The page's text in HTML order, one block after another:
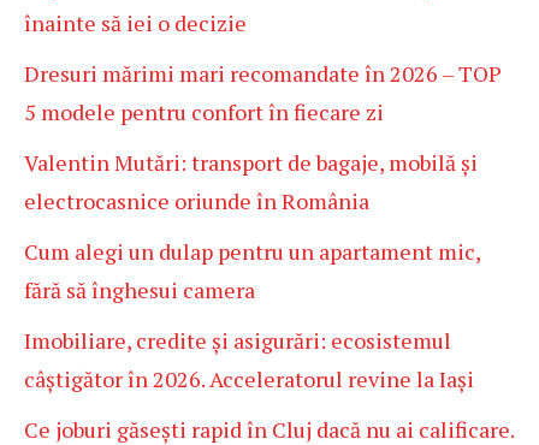
înainte să iei o decizie
Dresuri mărimi mari recomandate în 2026 – TOP
5 modele pentru confort în fiecare zi
Valentin Mutări: transport de bagaje, mobilă și
electrocasnice oriunde în România
Cum alegi un dulap pentru un apartament mic,
fără să înghesui camera
Imobiliare, credite și asigurări: ecosistemul
câștigător în 2026. Acceleratorul revine la Iași
Ce joburi găsești rapid în Cluj dacă nu ai calificare.